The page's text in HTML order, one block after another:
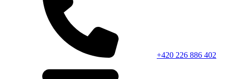
+420 226 886 402